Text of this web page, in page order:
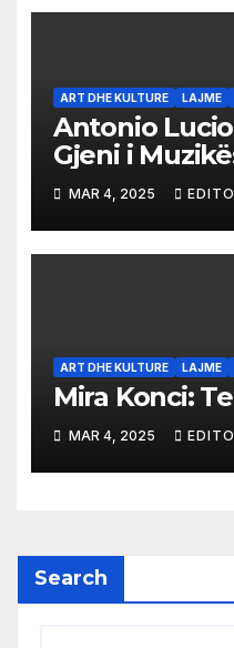
ART DHE KULTURE LAJME
Antonio
Gjeni i
MAR 4, 2025
ART DHE KULTURE LAJME
Mira Konci:
MAR 4, 2025
Search